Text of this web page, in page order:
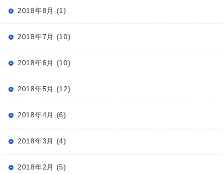
2018年8月 (1)
2018年7月 (10)
2018年6月 (10)
2018年5月 (12)
2018年4月 (6)
2018年3月 (4)
2018年2月 (5)